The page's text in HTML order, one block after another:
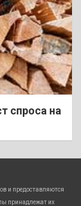
спроса на
и предоставляются
принадлежат их